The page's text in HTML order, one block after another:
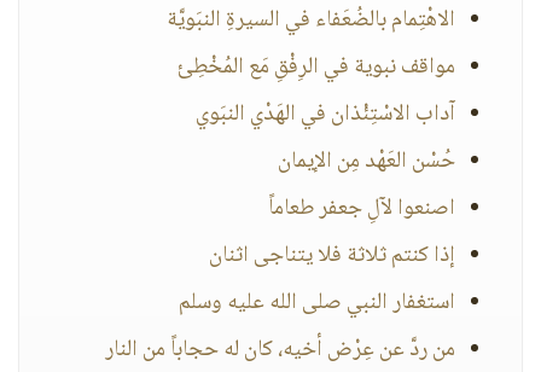
الاهْتِمام بالضُعَفاء في السيرةِ النبَويَّة
مواقف نبوية في الرِفْقِ مَع المُخْطِئ
آداب الاسْتِئْذان في الهَدْي النبَوي
حُسْن العَهْد مِن الإيمان
اصنعوا لآلِ جعفر طعاماً
إذا كنتم ثلاثة فلا يتناجى اثنان
استغفار النبي صلى الله عليه وسلم
من ردَّ عن عِرْض أخيه، كان له حجاباً من النار